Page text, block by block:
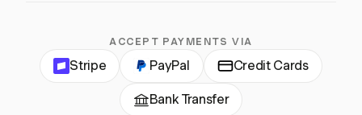
ACCEPT PAYMENTS VIA
Stripe PayPal Credit Cards
Bank Transfer